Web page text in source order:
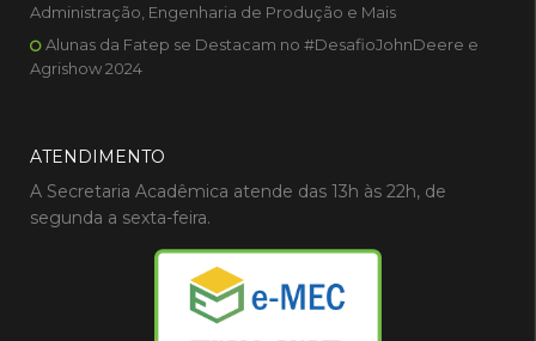
Administração, Engenharia de Produção e Mais
Alunas da Fatep se Destacam no #DesafioJohnDeere e
Agrishow 2024
ATENDIMENTO
A Secretaria Acadêmica atende das 13h às 22h, de
segunda a sexta-feira.